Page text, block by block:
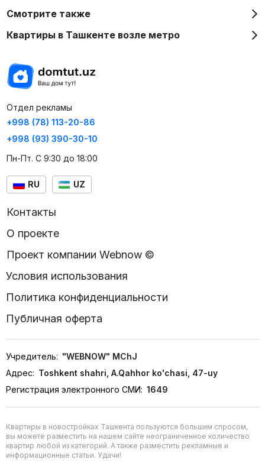
Смотрите также
Квартиры в Ташкенте возле метро
Отдел рекламы
+998 (78) 113-20-86
+998 (93) 390-30-10
Пн-Пт. С 9:30 до 18:00
RU UZ
Контакты
О проекте
Проект компании Webnow ©
Условия использования
Политика конфиденциальности
Публичная оферта
Учредитель: "WEBNOW" MChJ
Адрес: Toshkent shahri, A.Qahhor ko'chasi, 47-uy
Регистрация электронного СМИ: 1649
Квартиры в новостройках Ташкента пользуются большим спросом,
вы можете разместить на нашем сайте неограниченное количество
квартир любой из категорий. А также разместить рекламные и
информационные статьи. Удачи!